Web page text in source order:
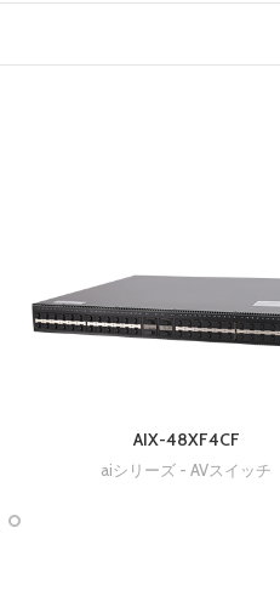
AIX-48XF4CF
aiシリーズ - AVスイッチ